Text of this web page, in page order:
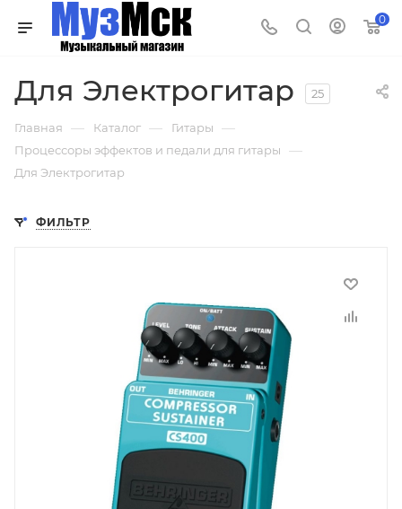
0
Для Электрогитар 25
Главная — Каталог — Гитары —
Процессоры эффектов и педали для гитары —
Для Электрогитар
ФИЛЬТР